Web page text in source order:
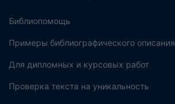
Библиопомощь
Примеры библиографического описания
Для дипломных и курсовых работ
Проверка текста на уникальность